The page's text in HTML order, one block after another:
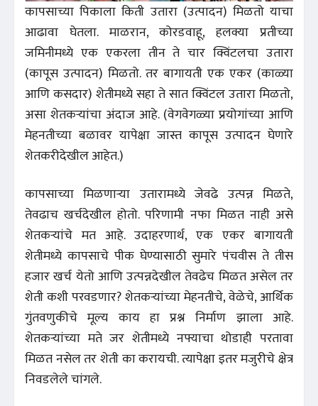
कापसाच्या पिकाला किती उतारा (उत्पादन) मिळतो याचा
आढावा घेतला. माळरान, कोरडवाहू, हलक्या प्रतीच्या
जमिनीमध्ये एक एकरला तीन ते चार क्विंटलचा उतारा
(कापूस उत्पादन) मिळतो. तर बागायती एक एकर (काळ्या
आणि कसदार) शेतीमध्ये सहा ते सात क्विंटल उतारा मिळतो,
असा शेतकऱ्यांचा अंदाज आहे. (वेगवेगळ्या प्रयोगांच्या आणि
मेहनतीच्या बळावर यापेक्षा जास्त कापूस उत्पादन घेणारे
शेतकरीदेखील आहेत.)
कापसाच्या मिळणाऱ्या उतारामध्ये जेवढे उत्पन्न मिळते,
तेवढाच खर्चदेखील होतो. परिणामी नफा मिळत नाही असे
शेतकऱ्यांचे मत आहे. उदाहरणार्थ, एक एकर बागायती
शेतीमध्ये कापसाचे पीक घेण्यासाठी सुमारे पंचवीस ते तीस
हजार खर्च येतो आणि उत्पन्नदेखील तेवढेच मिळत असेल तर
शेती कशी परवडणार? शेतकऱ्यांच्या मेहनतीचे, वेळेचे, आर्थिक
गुंतवणुकीचे मूल्य काय हा प्रश्न निर्माण झाला आहे.
शेतकऱ्यांच्या मते जर शेतीमध्ये नफ्याचा थोडाही परतावा
मिळत नसेल तर शेती का करायची. त्यापेक्षा इतर मजुरीचे क्षेत्र
निवडलेले चांगले.